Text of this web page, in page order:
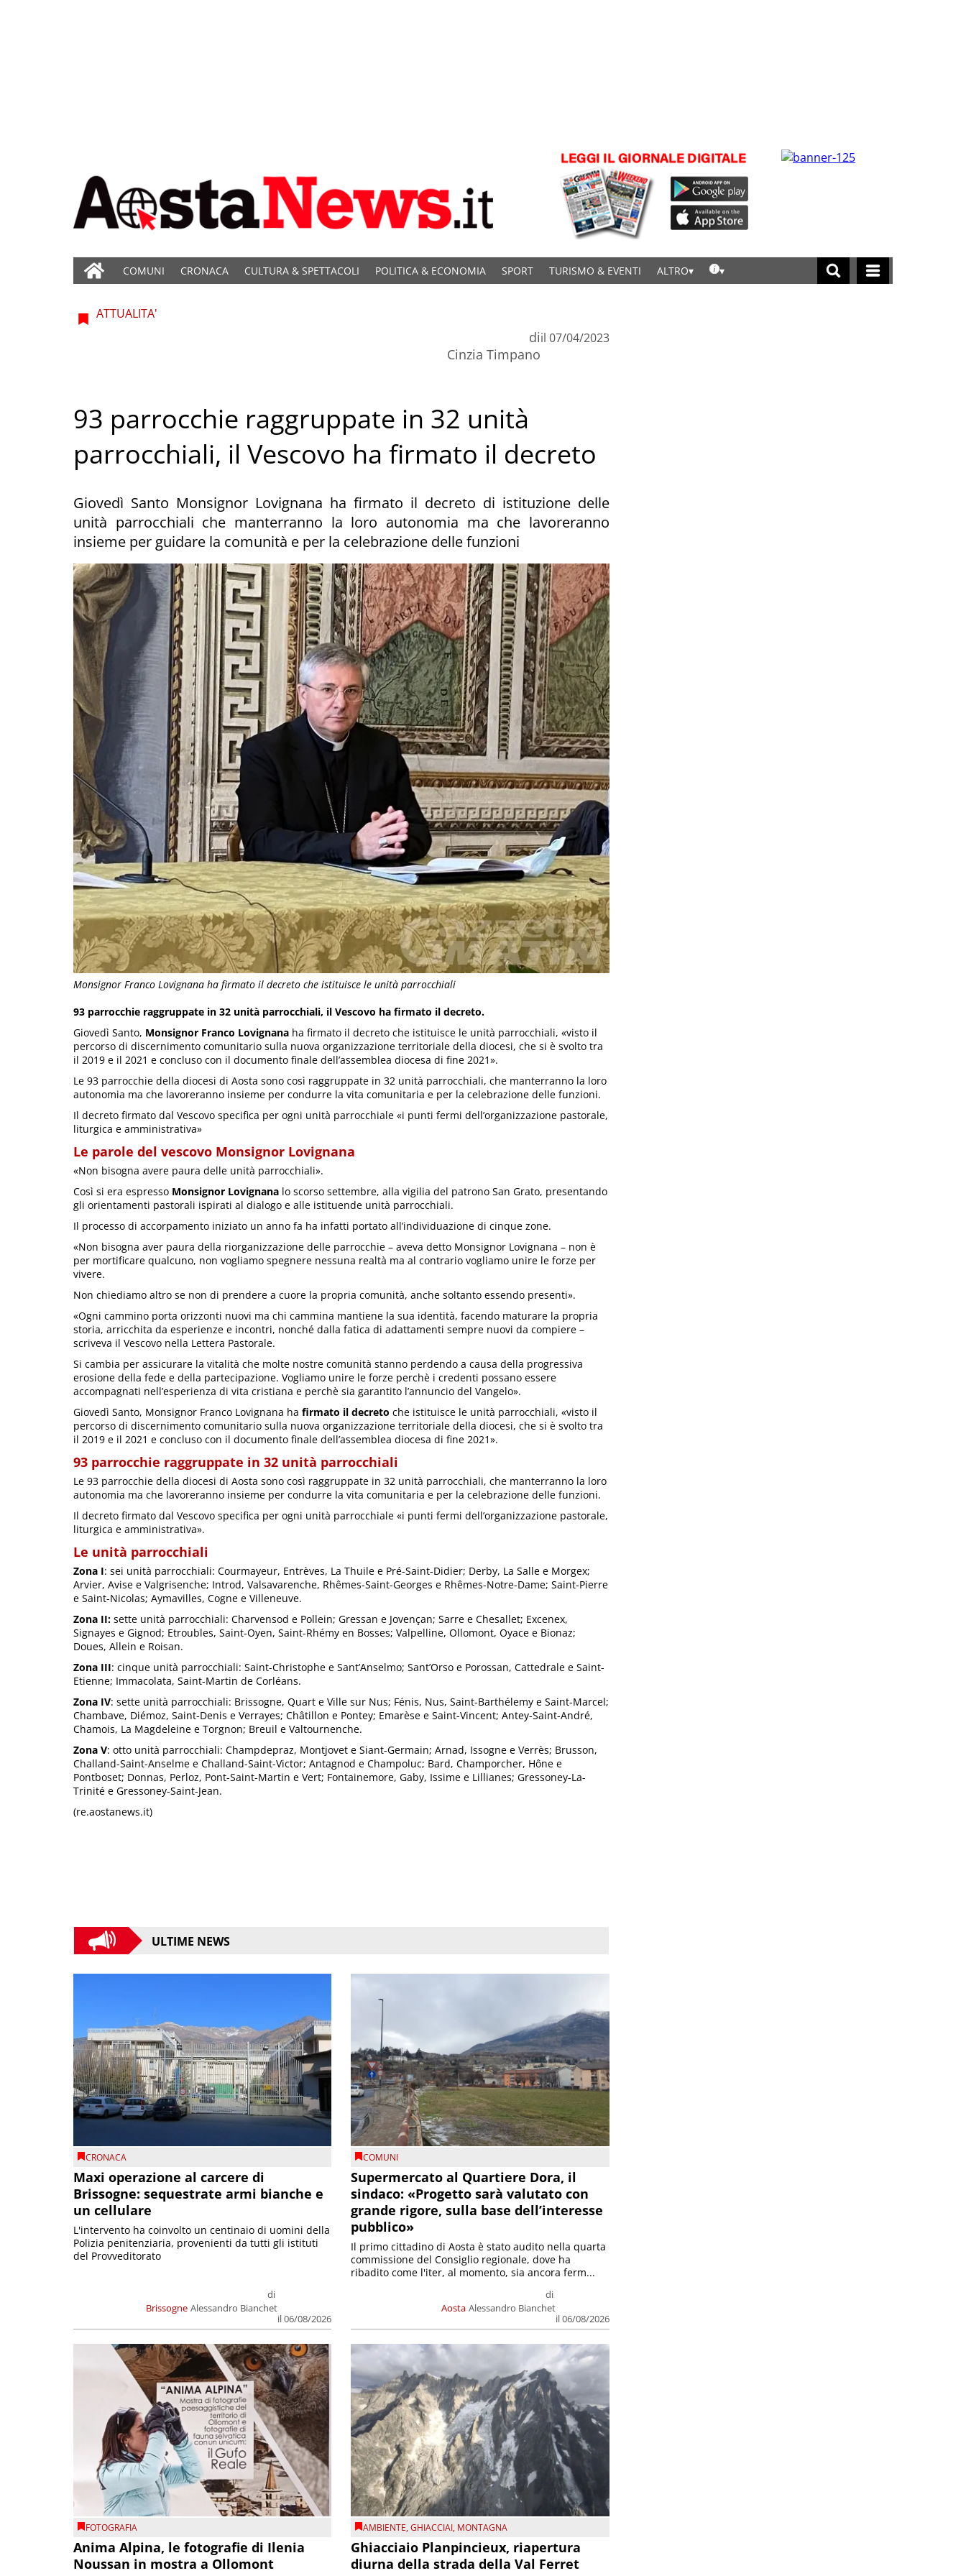
COMUNI CRONACA CULTURA & SPETTACOLI POLITICA & ECONOMIA SPORT TURISMO & EVENTI ALTRO
Monsignor Franco Lovignana ha firmato il decreto che istituisce le unità parrocchiali
ATTUALITA'
di
Cinzia Timpano
il 07/04/2023
93 parrocchie raggruppate in 32 unità
parrocchiali, il Vescovo ha firmato il decreto
Giovedì Santo Monsignor Lovignana ha firmato il decreto di istituzione delle
unità parrocchiali che manterranno la loro autonomia ma che lavoreranno
insieme per guidare la comunità e per la celebrazione delle funzioni
93 parrocchie raggruppate in 32 unità parrocchiali, il Vescovo ha firmato il decreto.
Giovedì Santo, Monsignor Franco Lovignana ha firmato il decreto che istituisce le unità parrocchiali, «visto il
percorso di discernimento comunitario sulla nuova organizzazione territoriale della diocesi, che si è svolto tra
il 2019 e il 2021 e concluso con il documento finale dell’assemblea diocesa di fine 2021».
Le 93 parrocchie della diocesi di Aosta sono così raggruppate in 32 unità parrocchiali, che manterranno la loro
autonomia ma che lavoreranno insieme per condurre la vita comunitaria e per la celebrazione delle funzioni.
Il decreto firmato dal Vescovo specifica per ogni unità parrocchiale «i punti fermi dell’organizzazione pastorale,
liturgica e amministrativa»
Le parole del vescovo Monsignor Lovignana
«Non bisogna avere paura delle unità parrocchiali».
Così si era espresso Monsignor Lovignana lo scorso settembre, alla vigilia del patrono San Grato, presentando
gli orientamenti pastorali ispirati al dialogo e alle istituende unità parrocchiali.
Il processo di accorpamento iniziato un anno fa ha infatti portato all’individuazione di cinque zone.
«Non bisogna aver paura della riorganizzazione delle parrocchie – aveva detto Monsignor Lovignana – non è
per mortificare qualcuno, non vogliamo spegnere nessuna realtà ma al contrario vogliamo unire le forze per
vivere.
Non chiediamo altro se non di prendere a cuore la propria comunità, anche soltanto essendo presenti».
«Ogni cammino porta orizzonti nuovi ma chi cammina mantiene la sua identità, facendo maturare la propria
storia, arricchita da esperienze e incontri, nonché dalla fatica di adattamenti sempre nuovi da compiere –
scriveva il Vescovo nella Lettera Pastorale.
Si cambia per assicurare la vitalità che molte nostre comunità stanno perdendo a causa della progressiva
erosione della fede e della partecipazione. Vogliamo unire le forze perchè i credenti possano essere
accompagnati nell’esperienza di vita cristiana e perchè sia garantito l’annuncio del Vangelo».
Giovedì Santo, Monsignor Franco Lovignana ha firmato il decreto che istituisce le unità parrocchiali, «visto il
percorso di discernimento comunitario sulla nuova organizzazione territoriale della diocesi, che si è svolto tra
il 2019 e il 2021 e concluso con il documento finale dell’assemblea diocesa di fine 2021».
93 parrocchie raggruppate in 32 unità parrocchiali
Le 93 parrocchie della diocesi di Aosta sono così raggruppate in 32 unità parrocchiali, che manterranno la loro
autonomia ma che lavoreranno insieme per condurre la vita comunitaria e per la celebrazione delle funzioni.
Il decreto firmato dal Vescovo specifica per ogni unità parrocchiale «i punti fermi dell’organizzazione pastorale,
liturgica e amministrativa».
Le unità parrocchiali
Zona I: sei unità parrocchiali: Courmayeur, Entrèves, La Thuile e Pré-Saint-Didier; Derby, La Salle e Morgex;
Arvier, Avise e Valgrisenche; Introd, Valsavarenche, Rhêmes-Saint-Georges e Rhêmes-Notre-Dame; Saint-Pierre
e Saint-Nicolas; Aymavilles, Cogne e Villeneuve.
Zona II: sette unità parrocchiali: Charvensod e Pollein; Gressan e Jovençan; Sarre e Chesallet; Excenex,
Signayes e Gignod; Etroubles, Saint-Oyen, Saint-Rhémy en Bosses; Valpelline, Ollomont, Oyace e Bionaz;
Doues, Allein e Roisan.
Zona III: cinque unità parrocchiali: Saint-Christophe e Sant’Anselmo; Sant’Orso e Porossan, Cattedrale e Saint-
Etienne; Immacolata, Saint-Martin de Corléans.
Zona IV: sette unità parrocchiali: Brissogne, Quart e Ville sur Nus; Fénis, Nus, Saint-Barthélemy e Saint-Marcel;
Chambave, Diémoz, Saint-Denis e Verrayes; Châtillon e Pontey; Emarèse e Saint-Vincent; Antey-Saint-André,
Chamois, La Magdeleine e Torgnon; Breuil e Valtournenche.
Zona V: otto unità parrocchiali: Champdepraz, Montjovet e Siant-Germain; Arnad, Issogne e Verrès; Brusson,
Challand-Saint-Anselme e Challand-Saint-Victor; Antagnod e Champoluc; Bard, Champorcher, Hône e
Pontboset; Donnas, Perloz, Pont-Saint-Martin e Vert; Fontainemore, Gaby, Issime e Lillianes; Gressoney-La-
Trinité e Gressoney-Saint-Jean.
(re.aostanews.it)
ULTIME NEWS
CRONACA
Maxi operazione al carcere di
Brissogne: sequestrate armi bianche e
un cellulare
Brissogne
di
Alessandro Bianchet
il 06/08/2026
L'intervento ha coinvolto un centinaio di uomini della
Polizia penitenziaria, provenienti da tutti gli istituti
del Provveditorato
COMUNI
Supermercato al Quartiere Dora, il
sindaco: «Progetto sarà valutato con
grande rigore, sulla base dell’interesse
pubblico»
Aosta
di
Alessandro Bianchet
il 06/08/2026
Il primo cittadino di Aosta è stato audito nella quarta
commissione del Consiglio regionale, dove ha
ribadito come l'iter, al momento, sia ancora ferm...
FOTOGRAFIA
Anima Alpina, le fotografie di Ilenia
Noussan in mostra a Ollomont
AMBIENTE,GHIACCIAI, MONTAGNA
Ghiacciaio Planpincieux, riapertura
diurna della strada della Val Ferret